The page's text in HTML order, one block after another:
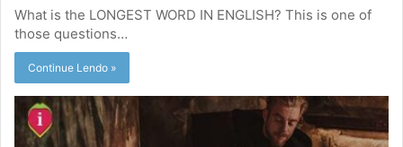
What is the LONGEST WORD IN ENGLISH? This is one of
those questions…
Continue Lendo »